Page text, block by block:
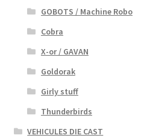
GOBOTS / Machine Robo
Cobra
X-or / GAVAN
Goldorak
Girly stuff
Thunderbirds
VEHICULES DIE CAST